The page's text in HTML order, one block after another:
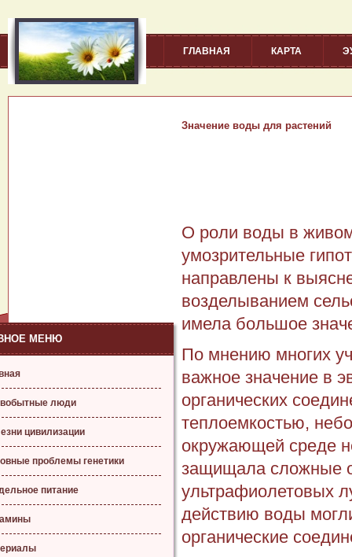
ГЛАВНАЯ КАРТА
МЕНЮ
люди
цивилизации
проблемы генетики
питание
Значение воды для растений
О роли воды в
умозрительные
направлены к
возделыванием
имела большое
По мнению многих
важное значение в
органических
теплоемкостью,
окружающей среде
защищала сложные
ультрафиолетовых
действию воды
органические